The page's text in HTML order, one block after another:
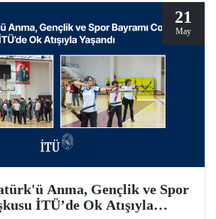
21
May
Anma, Gençlik ve Spor
İTÜ’de Ok Atışıyla